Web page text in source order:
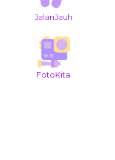
JalanJauh
FotoKita